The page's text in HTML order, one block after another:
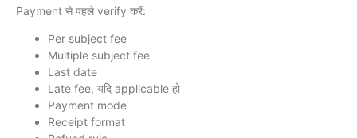
Payment से पहले verify करें:
Per subject fee
Multiple subject fee
Last date
Late fee, यदि applicable हो
Payment mode
Receipt format